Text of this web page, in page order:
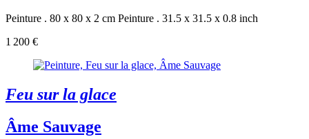
Peinture . 80 x 80 x 2 cm Peinture . 31.5 x 31.5 x 0.8 inch
1 200 €
Feu sur la glace
Âme Sauvage